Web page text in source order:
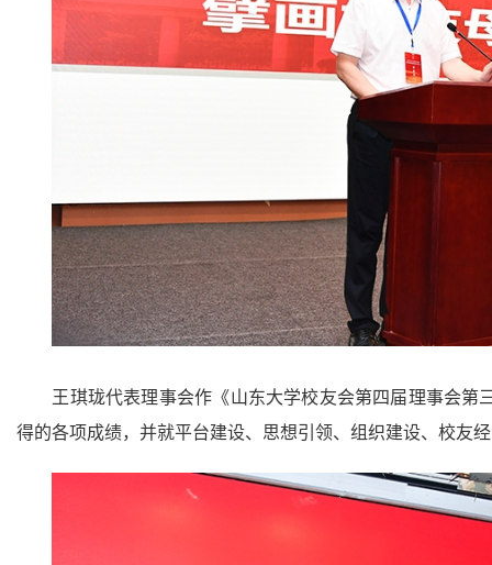
王琪珑代表理事会作《山东大学校友会第四届理事会
得的各项成绩，并就平台建设、思想引领、组织建设、校友